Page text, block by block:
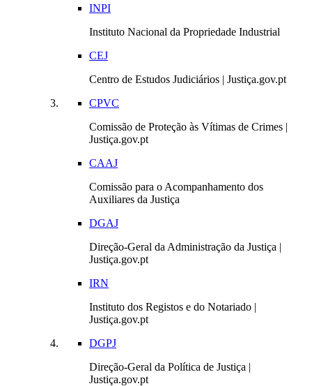
INPI
Instituto Nacional da Propriedade Industrial
CEJ
Centro de Estudos Judiciários | Justiça.gov.pt
CPVC
Comissão de Proteção às Vítimas de Crimes |
Justiça.gov.pt
CAAJ
Comissão para o Acompanhamento dos
Auxiliares da Justiça
DGAJ
Direção-Geral da Administração da Justiça |
Justiça.gov.pt
IRN
Instituto dos Registos e do Notariado |
Justiça.gov.pt
DGPJ
Direção-Geral da Política de Justiça |
Justiça.gov.pt